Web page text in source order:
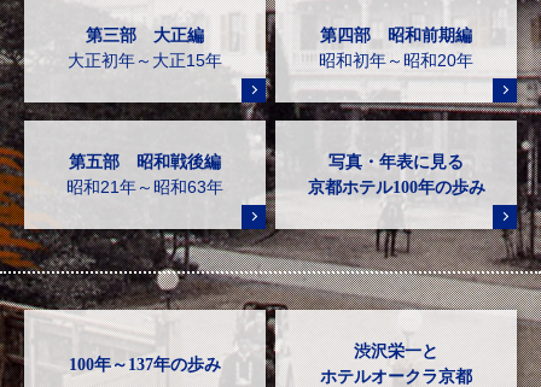
第三部 大正編
大正初年～大正15年
第四部 昭和前期編
昭和初年～昭和20年
第五部 昭和戦後編
昭和21年～昭和63年
写真・年表に見る
京都ホテル100年の歩み
100年～137年の歩み
渋沢栄一と
ホテルオークラ京都